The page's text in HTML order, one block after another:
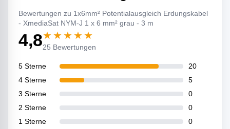
Bewertungen zu 1x6mm² Potentialausgleich Erdungskabel
- XmediaSat NYM-J 1 x 6 mm² grau - 3 m
4,8★★★★★
25 Bewertungen
5 Sterne
20
4 Sterne
5
3 Sterne
0
2 Sterne
0
1 Sterne
0